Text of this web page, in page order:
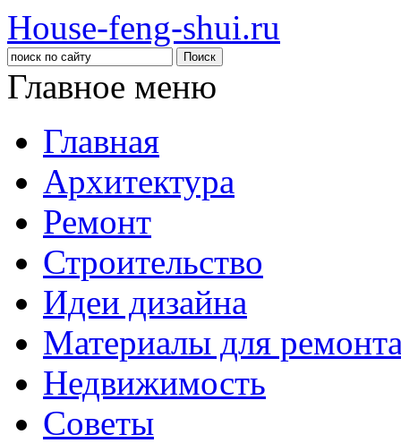
House-feng-shui.ru
Главное меню
Главная
Архитектура
Ремонт
Строительство
Идеи дизайна
Материалы для
Недвижимость
Советы